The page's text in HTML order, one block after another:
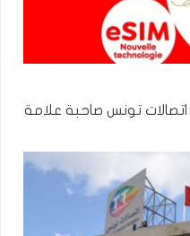
تونس صاحبة علامة